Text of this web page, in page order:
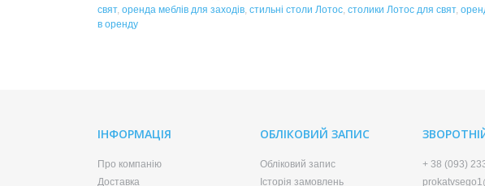
свят, оренда меблів для заходів, стильні столи Лотос, столики Лотос для свят,
в оренду
ІНФОРМАЦІЯ
Про компанію
Доставка
ОБЛІКОВИЙ ЗАПИС
Обліковий запис
Історія замовлень
+ 38 (093)